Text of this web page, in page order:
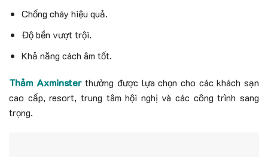
Chống cháy hiệu quả.
Độ bền vượt trội.
Khả năng cách âm tốt.
Thảm Axminsterthường được lựa chọn cho các khách sạn
cao cấp, resort, trung tâm hội nghị và các công trình sang
trọng.